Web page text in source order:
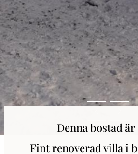
Denna bostad är
Fint renoverad villa i